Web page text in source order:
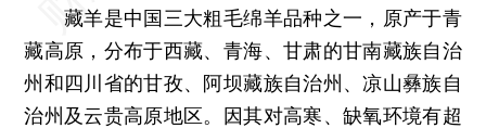
藏羊是中国三大粗毛绵羊品种之一，原产于青
藏高原，分布于西藏、青海、甘肃的甘南藏族自治
州和四川省的甘孜、阿坝藏族自治州、凉山彝族自
治州及云贵高原地区。因其对高寒、缺氧环境有超